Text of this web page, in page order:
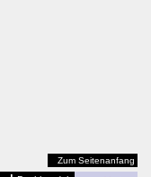
Zum Seitenanfang